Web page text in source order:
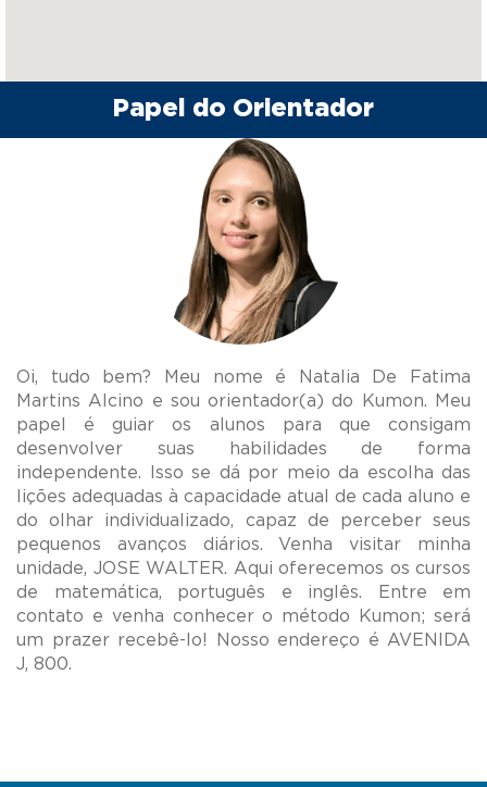
Papel do Orientador
Oi, tudo bem? Meu nome é Natalia De Fatima
Martins Alcino e sou orientador(a) do Kumon. Meu
papel é guiar os alunos para que consigam
desenvolver suas habilidades de forma
independente. Isso se dá por meio da escolha das
lições adequadas à capacidade atual de cada aluno e
do olhar individualizado, capaz de perceber seus
pequenos avanços diários. Venha visitar minha
unidade, JOSE WALTER. Aqui oferecemos os cursos
de matemática, português e inglês. Entre em
contato e venha conhecer o método Kumon; será
um prazer recebê-lo! Nosso endereço é AVENIDA